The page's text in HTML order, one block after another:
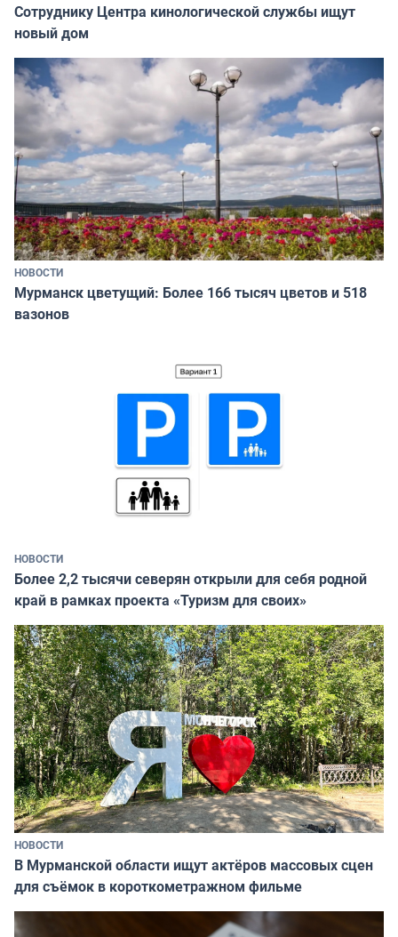
Сотруднику Центра кинологической службы ищут
новый дом
НОВОСТИ
Мурманск цветущий: Более 166 тысяч цветов и 518
вазонов
НОВОСТИ
Более 2,2 тысячи северян открыли для себя родной
край в рамках проекта «Туризм для своих»
НОВОСТИ
В Мурманской области ищут актёров массовых сцен
для съёмок в короткометражном фильме